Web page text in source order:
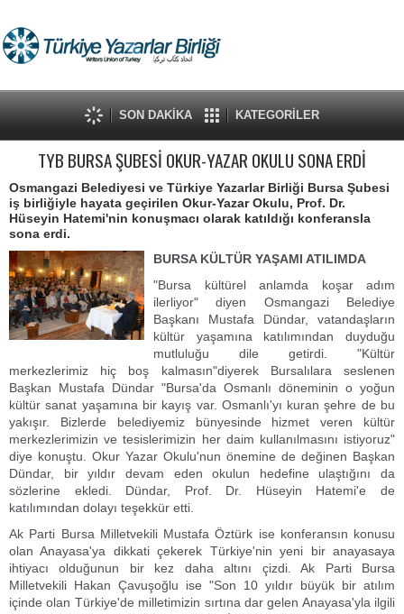
SON DAKİKA KATEGORİLER
TYB BURSA ŞUBESİ OKUR-YAZAR OKULU SONA ERDİ
Osmangazi Belediyesi ve Türkiye Yazarlar Birliği Bursa Şubesi
iş birliğiyle hayata geçirilen Okur-Yazar Okulu, Prof. Dr.
Hüseyin Hatemi'nin konuşmacı olarak katıldığı konferansla
sona erdi.
BURSA KÜLTÜR YAŞAMI ATILIMDA
"Bursa kültürel anlamda koşar adım
ilerliyor" diyen Osmangazi Belediye
Başkanı Mustafa Dündar, vatandaşların
kültür yaşamına katılımından duyduğu
mutluluğu dile getirdi. "Kültür
merkezlerimiz hiç boş kalmasın"diyerek Bursalılara seslenen
Başkan Mustafa Dündar "Bursa'da Osmanlı döneminin o yoğun
kültür sanat yaşamına bir kayış var. Osmanlı'yı kuran şehre de bu
yakışır. Bizlerde belediyemiz bünyesinde hizmet veren kültür
merkezlerimizin ve tesislerimizin her daim kullanılmasını istiyoruz"
diye konuştu. Okur Yazar Okulu'nun önemine de değinen Başkan
Dündar, bir yıldır devam eden okulun hedefine ulaştığını da
sözlerine ekledi. Dündar, Prof. Dr. Hüseyin Hatemi'e de
katılımından dolayı teşekkür etti.
Ak Parti Bursa Milletvekili Mustafa Öztürk ise konferansın konusu
olan Anayasa'ya dikkati çekerek Türkiye'nin yeni bir anayasaya
ihtiyacı olduğunun bir kez daha altını çizdi. Ak Parti Bursa
Milletvekili Hakan Çavuşoğlu ise "Son 10 yıldır büyük bir atılım
içinde olan Türkiye'de milletimizin sırtına dar gelen Anayasa'yla ilgili